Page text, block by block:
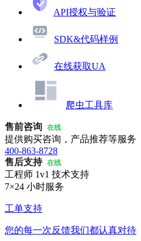
API授权与验证
SDK&代码样例
在线获取UA
爬虫工具库
售前咨询 在线
提供购买咨询，产品推荐等服务
400-863-8728
售后支持 在线
工程师 1v1 技术支持
7×24 小时服务
工单支持
您的每一次反馈我们都认真对待